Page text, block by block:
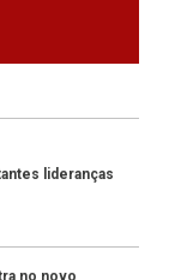
lideranças
no novo